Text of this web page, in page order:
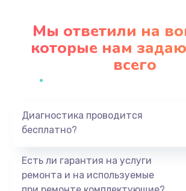
Заказать
Замена
Заказать
Мы ответили на
которые нам
всего
Диагностика проводится
бесплатно?
Есть ли гарантия на услуги
ремонта и на используемые